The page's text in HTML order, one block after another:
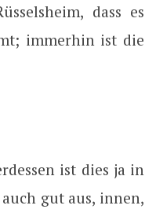
dass es
immerhin ist die
ist dies ja in
gut aus, innen,